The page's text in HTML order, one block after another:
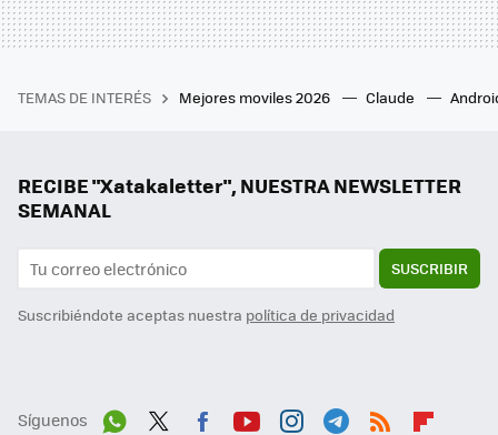
TEMAS DE INTERÉS Mejores moviles 2026 Claude
RECIBE "Xatakaletter", NUESTRA NEWSLETTER
SEMANAL
SUSCRIBIR
Suscribiéndote aceptas nuestra política de privacidad
Síguenos